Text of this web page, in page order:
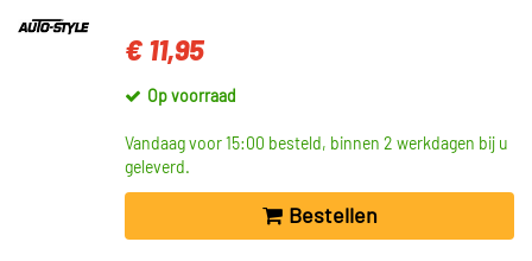
€ 11,95
Op voorraad
Vandaag voor 15:00 besteld, binnen 2 werkdagen bij u
geleverd.
Bestellen